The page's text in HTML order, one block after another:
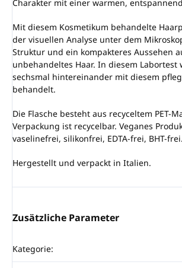
Charakter mit einer warmen,
Mit diesem Kosmetikum behandelte
der visuellen Analyse unter dem
Struktur und ein kompakteres Aussehen
unbehandeltes Haar. In diesem Labortest
sechsmal hintereinander mit diesem
behandelt.
Die Flasche besteht aus recyceltem PET-
Verpackung ist recycelbar. Veganes
vaselinefrei, silikonfrei, EDTA-frei, BHT-frei.
Hergestellt und verpackt in Italien.
Zusätzliche Parameter
Kategorie: